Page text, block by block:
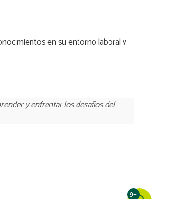
9+
en su entorno laboral y
y enfrentar los desafíos del